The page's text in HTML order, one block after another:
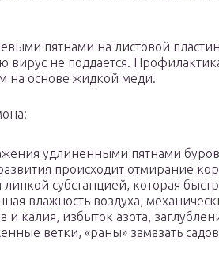
пятнами на листовой
вирус не поддается.
на основе жидкой меди.
удлиненными пятнами
происходит отмирание
липкой субстанцией, которая
влажность воздуха,
и калия, избыток азота,
ветки, «раны» замазать